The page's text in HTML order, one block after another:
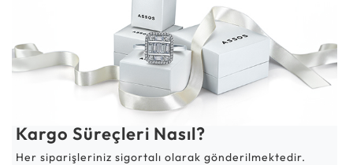
Kargo Süreçleri Nasıl?
Her siparişleriniz sigortalı olarak gönderilmektedir.